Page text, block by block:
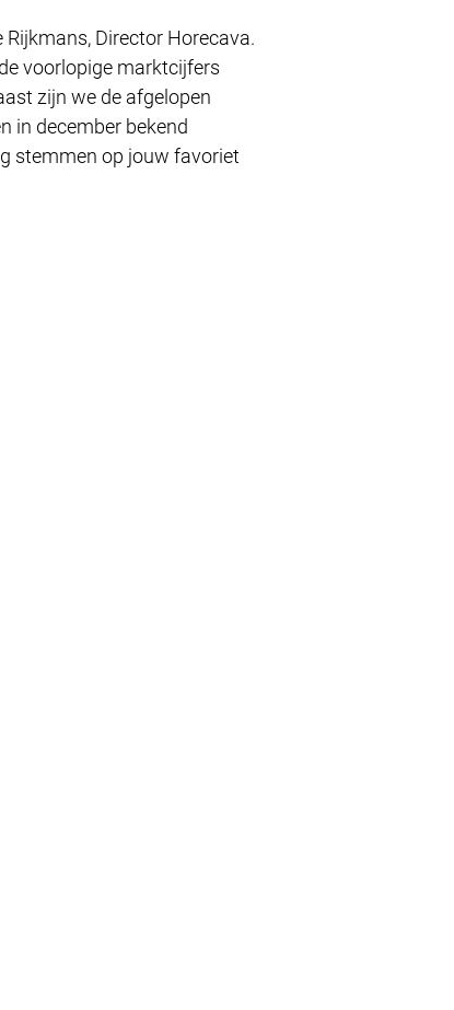
Director Horecava.
voorlopige marktcijfers
zijn we de afgelopen
in december bekend
stemmen op jouw favoriet